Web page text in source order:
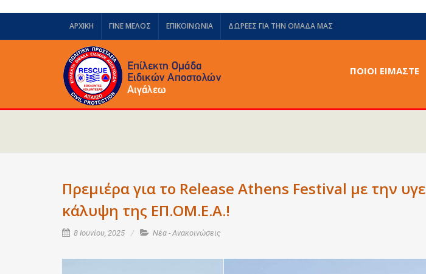
ΑΡΧΙΚΗ ΓΙΝΕ ΜΕΛΟΣ ΕΠΙΚΟΙΝΩΝΙΑ ΔΩΡΕΈΣ ΓΙΑ ΤΗΝ ΟΜΆΔΑ ΜΑΣ
ΠΟΙΟΙ ΕΙΜΑΣΤΕ
Πρεμιέρα για το Release Athens Festival με την
κάλυψη της ΕΠ.ΟΜ.Ε.Α.!
8 Ιουνίου, 2025 Νέα - Ανακοινώσεις